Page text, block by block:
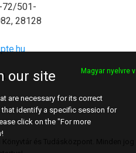
72/501-
28128
our site Magyar nyelvre
are necessary for its correct
identify a specific session for
click on the "For more